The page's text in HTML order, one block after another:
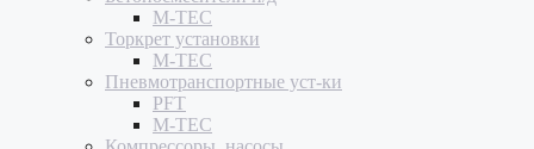
M-TEC
Торкрет установки
M-TEC
Пневмотранспортные уст-ки
PFT
M-TEC